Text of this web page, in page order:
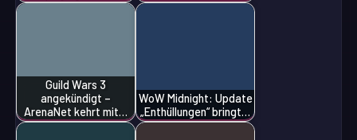
Guild Wars 3
angekündigt –
ArenaNet kehrt mit…
WoW Midnight: Update
„Enthüllungen“ bringt…